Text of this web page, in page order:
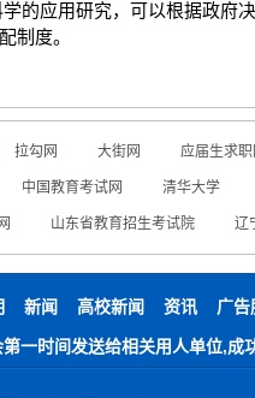
的应用研究，可以根据政府
制度。
拉勾网 大街网 应届生求职
中国教育考试网 清华大学
山东省教育招生考试院 辽
新闻 高校新闻 资讯 广告
一时间发送给相关用人单位,成